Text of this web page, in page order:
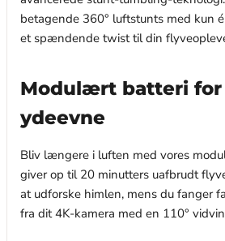
betagende 360° luftstunts med kun
et spændende twist til din
Modulært batteri for
ydeevne
Bliv længere i luften med vores
giver op til 20 minutters uafbrudt
at udforske himlen, mens du fanger
fra dit 4K-kamera med en 110°